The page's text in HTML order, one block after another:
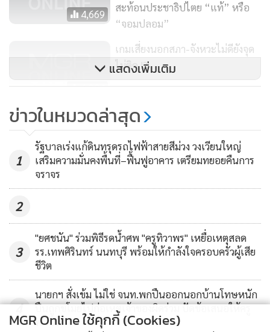
พอทำผิด >>>> หลบอยู่หลังความลืม
พอทำม็อบ >>>> หลบอยู่หลังหุ่นเชิด
#ผนลจลชคง
4,669
สะท้อนประชาธิปไตย “แท้” หรือ
“จอมปลอม”
6,204
เกมเสี่ยงนอกสภา-จังหวะไม่ดียังจุด
ไม่ติด !?
147,703
มันจบแล้ว! เผยโฉม “ปชต.จอม
ปลอม” เลียนแบบ “อั้ม เนโกะ มธ.”
อีเวนต์ชักธงดำที่จุฬาฯ เสรีภาพ
ปัญญาทราม
แสดงเพิ่มเติม
ข่าวในหมวดล่าสุด
1
รัฐบาลเร่งแก้ดินทรุดรถไฟฟ้าสายสีม่วง วงเวียนใหญ่
เสริมความมั่นคงพื้นที่–ฟื้นฟูอาคาร เตรียมทยอยคืนการ
จราจร
2
3
"ยศชนัน" ร่วมพิธีรดน้ำศพ "ครูทิวาพร" เหยื่อเหตุสลด
รร.เทพศิรินทร์ นนทบุรี พร้อมให้กำลังใจครอบครัวผู้เสีย
ชีวิต
4
นายกฯ สั่งเข้ม ไม่ใช่ จนท.พกปืนออกนอกบ้านโทษหนัก
ปืนถูกขโมยไปก่อเหตุเจ้าของผิดร่วม ปัดข้อเสนอให้ครู
พกปืน
MGR Online ใช้คุกกี้ (Cookies)